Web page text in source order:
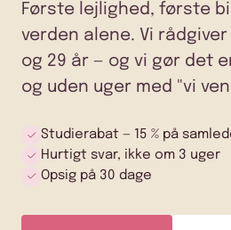
Første lejlighed, første
verden alene. Vi rådgiver
og 29 år — og vi gør det
og uden uger med "vi
Studierabat — 15 % på
Hurtigt svar, ikke om 3 uger
Opsig på 30 dage